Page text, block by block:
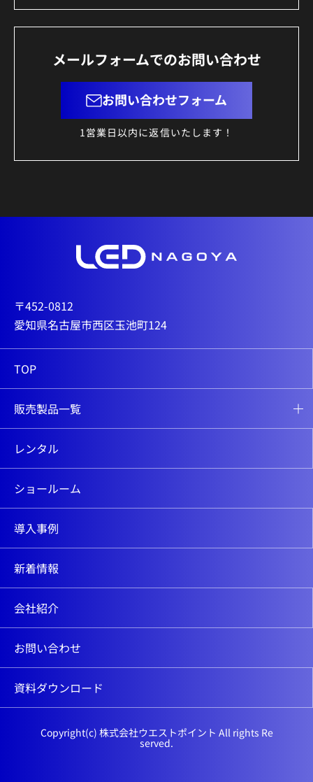
メールフォームでのお問い合わせ
お問い合わせフォーム
1営業日以内に返信いたします！
〒452-0812
愛知県名古屋市西区玉池町124
TOP
販売製品一覧
レンタル
ショールーム
導入事例
新着情報
会社紹介
お問い合わせ
資料ダウンロード
Copyright(c) 株式会社ウエストポイント All rights Re
served.